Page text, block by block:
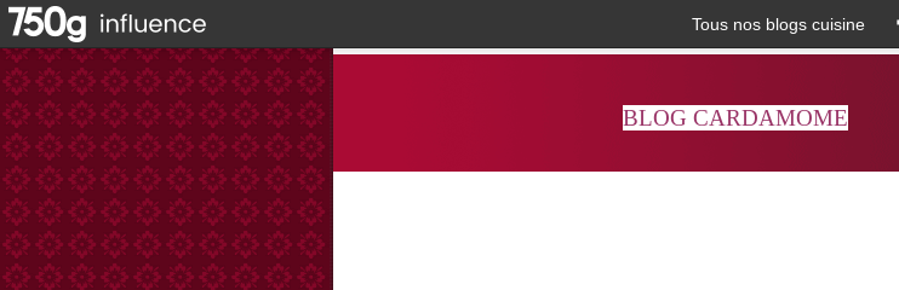
Tous nos blogs cuisine
BLOG CARDAMOME